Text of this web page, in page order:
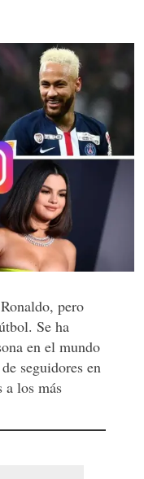
pero
Se ha
en el mundo
seguidores en
a los más